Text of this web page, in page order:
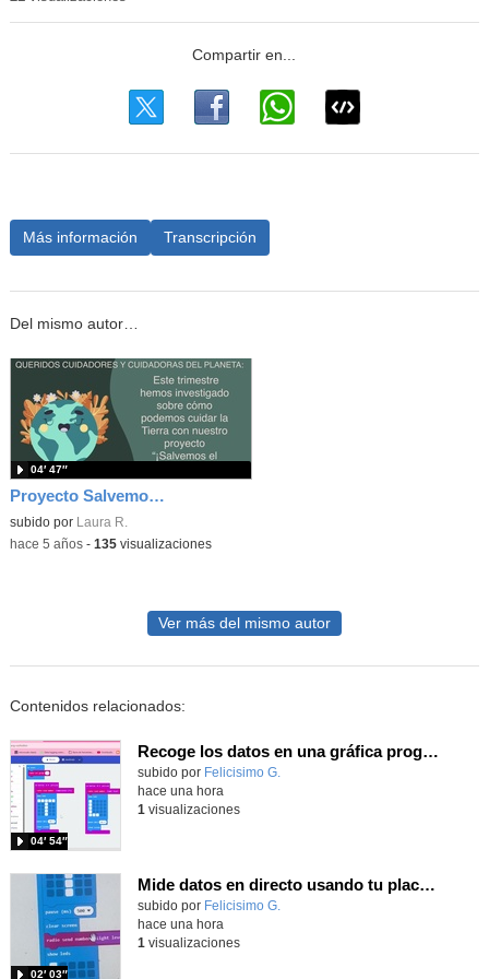
Más información Transcripción
Del mismo autor…
Proyecto Salvemos el Planeta 1ºB
subido por Laura R.
04′ 47″
-hace 5 años- 135visualizaciones
Ver más del mismo autor
Contenidos relacionados:
Recoge los datos en una gráfica programando tu placa microbit con MakeCode y conoce la Tª y nivel de luz en este eclipse
Contenido educativo.
subido por Felicisimo G.
04′ 54″
hace una hora
1 visualizaciones
Mide datos en directo usando tu placa microbit y programando con MakeCode dos placas conectadas por radio
Contenido educativo.
subido por Felicisimo G.
02′ 03″
hace una hora
1 visualizaciones